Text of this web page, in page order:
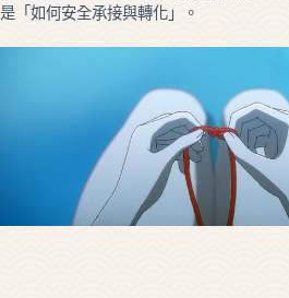
是「如何安全承接與轉化」。